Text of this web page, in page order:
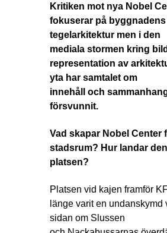
Kritiken mot nya Nobel
fokuserar på byggnadens
tegelarkitektur men i den
mediala stormen kring
representation av
yta har samtalet om
innehåll och
försvunnit.
Vad skapar Nobel Center
stadsrum? Hur landar
platsen?
Platsen vid kajen framför
länge varit en undanskymd
sidan om Slussen